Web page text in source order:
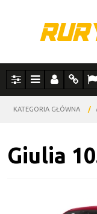
PanelMenuPanelInfo
KATEGORIA GŁÓWNA /
Giulia